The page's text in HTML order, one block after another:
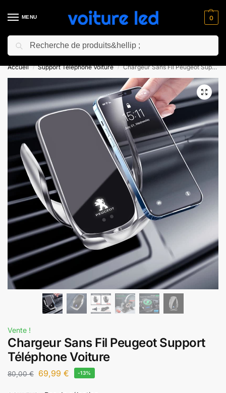
MENU 0
⚡ 10% de réduction pour les nouveaux clients avec le code “NC10”
Accueil / Support Téléphone Voiture / Chargeur Sans Fil Peugeot Support Téléphone Voiture
Vente !
Chargeur Sans Fil Peugeot Support
Téléphone Voiture
80,00€ 69,99 € -13%